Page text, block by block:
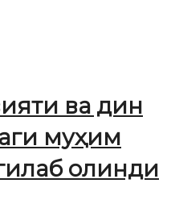
ва дин
муҳим
олинди